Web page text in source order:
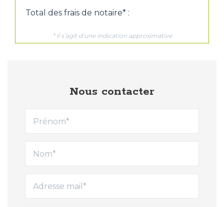
Nous contacter